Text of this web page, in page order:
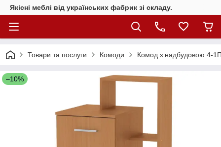
Якісні меблі від українських фабрик зі складу.
Товари та послуги Комоди Комод з надбудовою 4-
–10%